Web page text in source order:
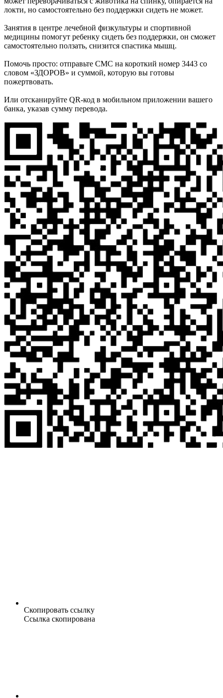
локти, но самостоятельно без поддержки сидеть не может.
Занятия в центре лечебной физкультуры и спортивной
медицины помогут ребенку сидеть без поддержки, он сможет
самостоятельно ползать, снизится спастика мышц.
Помочь просто: отправьте CMC на короткий номер 3443 со
словом «ЗДОРОВ» и суммой, которую вы готовы
пожертвовать.
Или отсканируйте QR-код в мобильном приложении вашего
банка, указав сумму перевода.
Скопировать ссылку
Ссылка скопирована